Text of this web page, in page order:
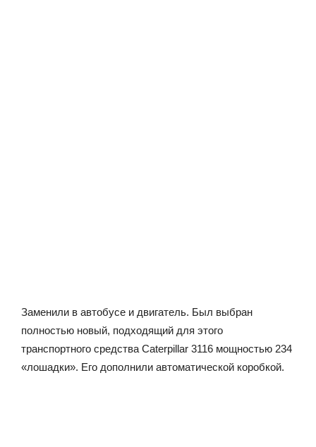
Заменили в автобусе и двигатель. Был выбран
полностью новый, подходящий для этого
транспортного средства Caterpillar 3116 мощностью 234
«лошадки». Его дополнили автоматической коробкой.